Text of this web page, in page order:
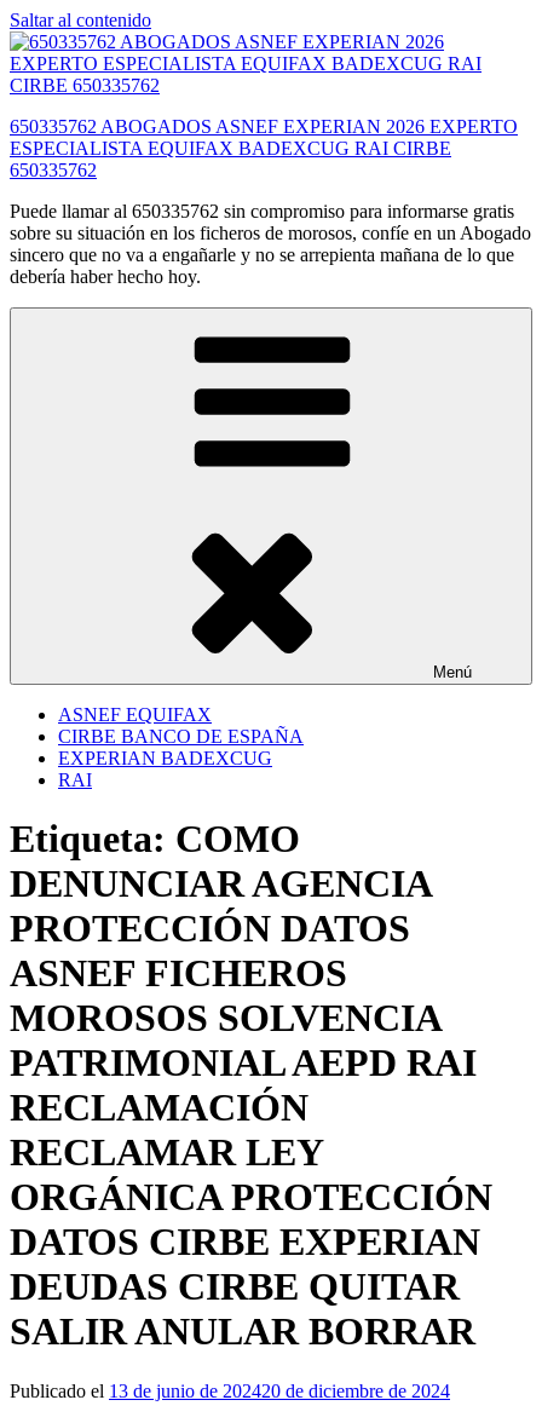
Saltar al contenido
650335762 ABOGADOS ASNEF EXPERIAN 2026 EXPERTO
ESPECIALISTA EQUIFAX BADEXCUG RAI CIRBE
650335762
Puede llamar al 650335762 sin compromiso para informarse gratis
sobre su situación en los ficheros de morosos, confíe en un Abogado
sincero que no va a engañarle y no se arrepienta mañana de lo que
debería haber hecho hoy.
Menú
ASNEF EQUIFAX
CIRBE BANCO DE ESPAÑA
EXPERIAN BADEXCUG
RAI
Etiqueta: COMO
DENUNCIAR AGENCIA
PROTECCIÓN DATOS
ASNEF FICHEROS
MOROSOS SOLVENCIA
PATRIMONIAL AEPD RAI
RECLAMACIÓN
RECLAMAR LEY
ORGÁNICA PROTECCIÓN
DATOS CIRBE EXPERIAN
DEUDAS CIRBE QUITAR
SALIR ANULAR BORRAR
Publicado el 13 de junio de 202420 de diciembre de 2024